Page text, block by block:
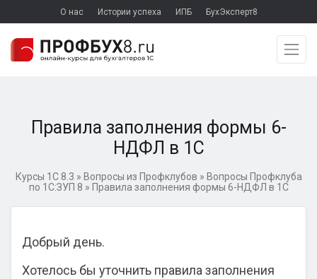
О нас Истории успеха ИПБ БухЭксперт8
Правила заполнения формы 6-
НДФЛ в 1С
Курсы 1С 8.3 » Вопросы из Профклубов » Вопросы Профклуба
по 1С:ЗУП 8 » Правила заполнения формы 6-НДФЛ в 1С
Добрый день.
Хотелось бы уточнить правила заполнения